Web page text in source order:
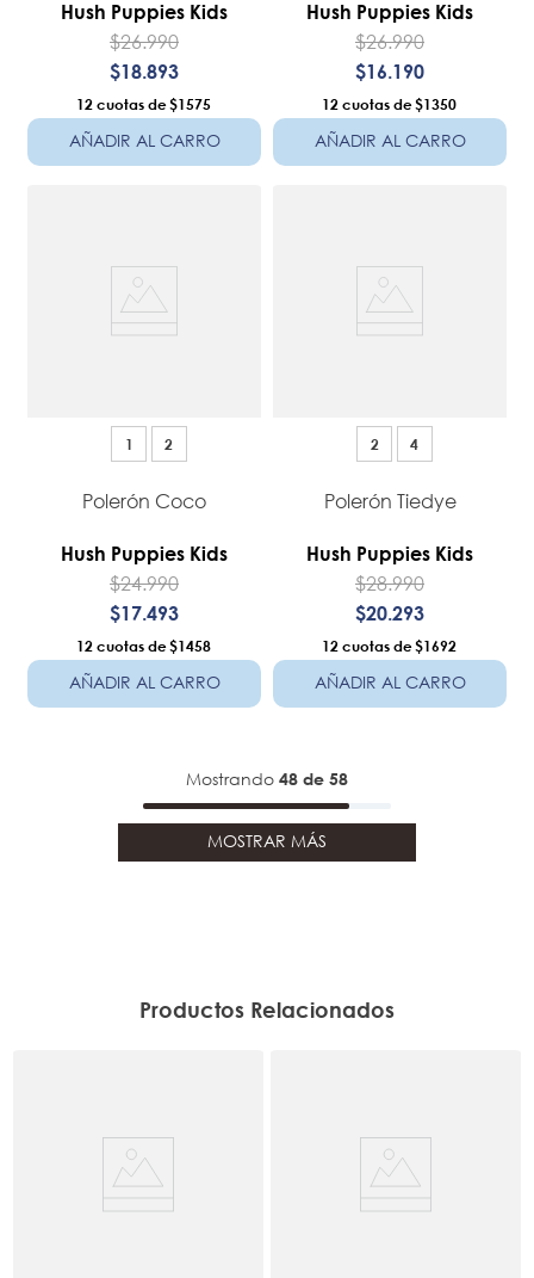
Hush Puppies Kids
$26.990
$18.893
12 $1575
AÑADIR AL CARRO
Hush Puppies Kids
$26.990
$16.190
12 $1350
AÑADIR AL CARRO
1 2
Polerón Coco
Hush Puppies Kids
$24.990
$17.493
12 $1458
AÑADIR AL CARRO
2 4
Polerón Tiedye
Hush Puppies Kids
$28.990
$20.293
12 $1692
AÑADIR AL CARRO
Mostrando 48 de 58
MOSTRAR MÁS
Productos Relacionados